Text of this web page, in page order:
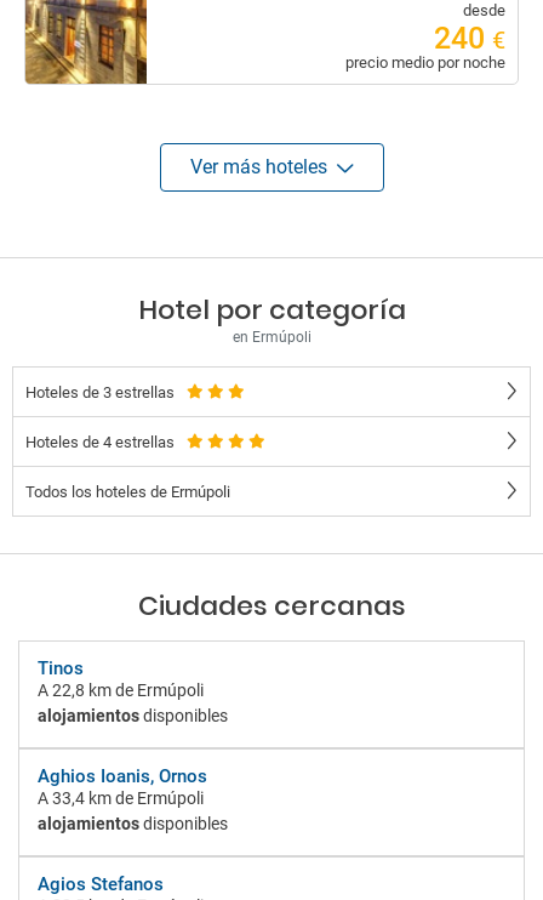
desde
240 €
precio medio por noche
Ver más hoteles
Hotel por categoría
en Ermúpoli
Hoteles de 3 estrellas
Hoteles de 4 estrellas
Todos los hoteles de Ermúpoli
Ciudades cercanas
Tinos
A22,8 kmde Ermúpoli
alojamientosdisponibles
Aghios Ioanis, Ornos
A33,4 kmde Ermúpoli
alojamientosdisponibles
Agios Stefanos